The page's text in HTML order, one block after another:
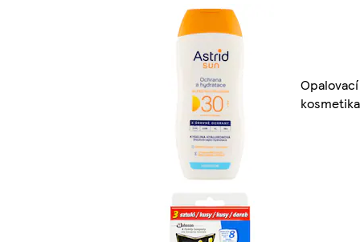
Opalovací
kosmetika